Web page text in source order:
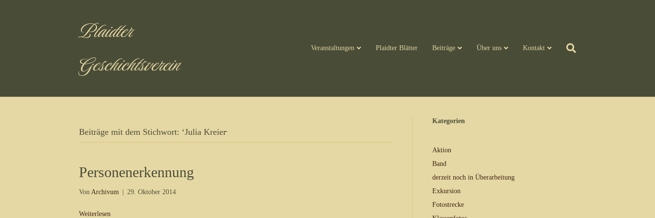
Plaidter
Geschichtsverein
Veranstaltungen Plaidter Blätter Beiträge Über uns Kontakt
Beiträge mit dem Stichwort: ‘Julia Kreier̵
Personenerkennung
Von Archivum 29. Oktober 2014
Weiterlesen
Kategorien
Aktion
Band
derzeit noch in Überarbeitung
Exkursion
Fotostrecke